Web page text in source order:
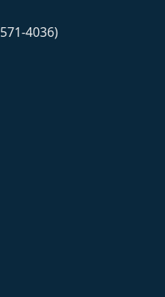
4036)